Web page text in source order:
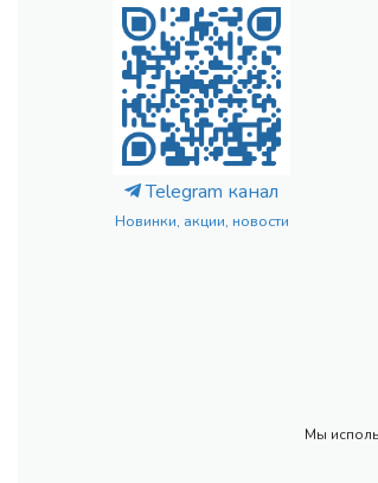
Telegram канал
Новинки, акции, новости
Мы